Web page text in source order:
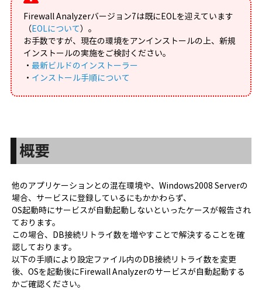
Firewall Analyzerバージョン7は既にEOLを迎えています
（EOLについて）。
お手数ですが、現在の環境をアンインストールの上、新規
インストールの実施をご検討ください。
・ 最新ビルドのインストーラー
・ インストール手順について
概要
他のアプリケーションとの混在環境や、Windows2008 Serverの
場合、サービスに登録しているにもかかわらず、
OS起動時にサービスが自動起動しないといったケースが報告され
ております。
この場合、DB接続リトライ数を増やすことで解決することを確
認しております。
以下の手順により設定ファイル内のDB接続リトライ数を変更
後、OSを起動後にFirewall Analyzerのサービスが自動起動する
かご確認ください。